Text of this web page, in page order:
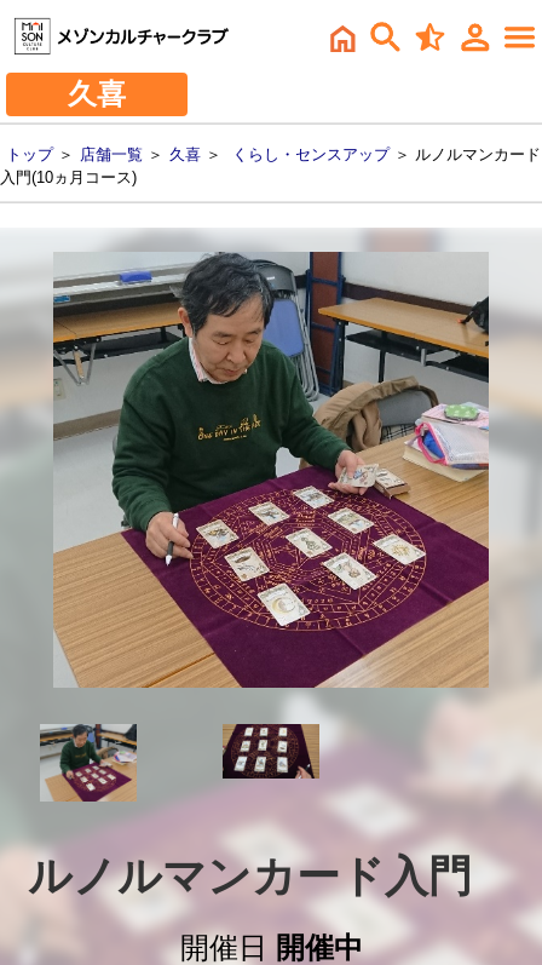
久喜
トップ＞ 店舗一覧 ＞ 久喜 ＞ くらし・センスアップ＞ ルノルマンカード
入門(10ヵ月コース)
ルノルマンカード入門
開催日
開催中